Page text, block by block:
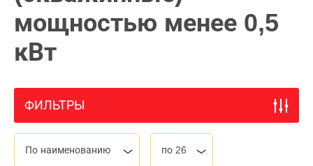
мощностью менее 0,5
кВт
ФИЛЬТРЫ
По наименованию по 26